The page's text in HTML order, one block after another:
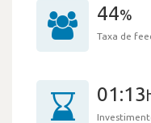
44%
Taxa de
01:13